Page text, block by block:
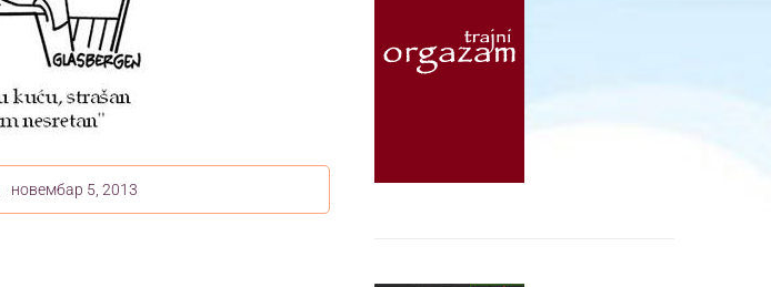
новембар 5, 2013